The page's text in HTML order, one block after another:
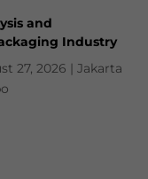
and
Industry
27, 2026 | Jakarta